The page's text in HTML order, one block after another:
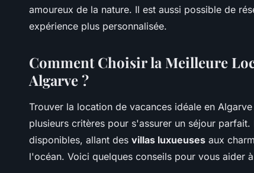
amoureux de la nature. Il est aussi possible de
expérience plus personnalisée.
Comment Choisir la Meilleure
Algarve ?
Trouver la location de vacances idéale en
plusieurs critères pour s'assurer un séjour
disponibles, allant des villas luxueuses aux
l'océan. Voici quelques conseils pour vous aider